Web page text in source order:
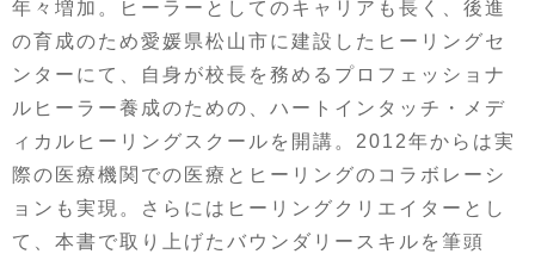
年々増加。ヒーラーとしてのキャリアも長く、後進
の育成のため愛媛県松山市に建設したヒーリングセ
ンターにて、自身が校長を務めるプロフェッショナ
ルヒーラー養成のための、ハートインタッチ・メデ
ィカルヒーリングスクールを開講。2012年からは実
際の医療機関での医療とヒーリングのコラボレーシ
ョンも実現。さらにはヒーリングクリエイターとし
て、本書で取り上げたバウンダリースキルを筆頭